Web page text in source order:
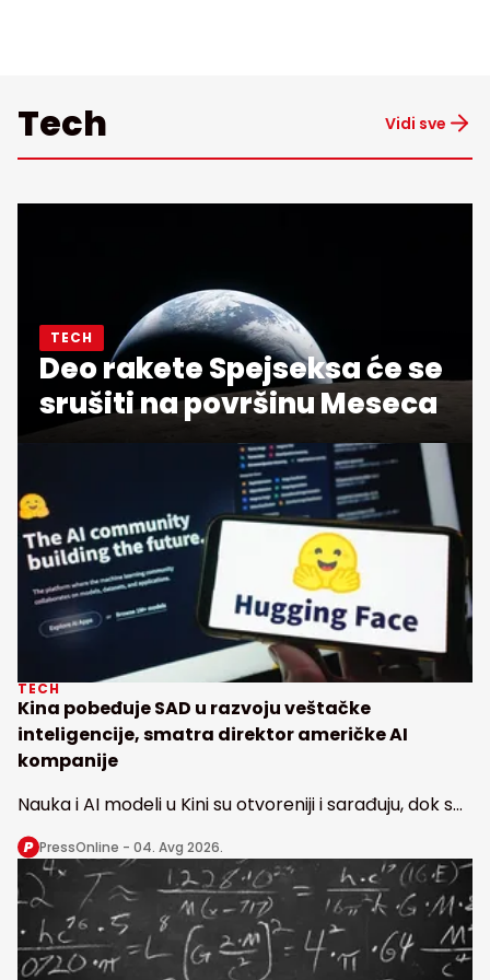
Tech Vidi sve
TECH
Deo rakete Spejseksa će se
srušiti na površinu Meseca
TECH
Kina pobeđuje SAD u razvoju veštačke
inteligencije, smatra direktor američke AI
kompanije
Nauka i AI modeli u Kini su otvoreniji i sarađuju, dok se
u Americi radi u nekoliko izolovanih vodećih
laboratorija, kaže direktor Haging fejsa
PressOnline - 04. Avg 2026.